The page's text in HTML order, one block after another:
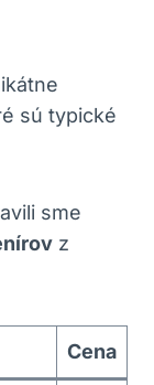
sú typické
sme
z
Cena